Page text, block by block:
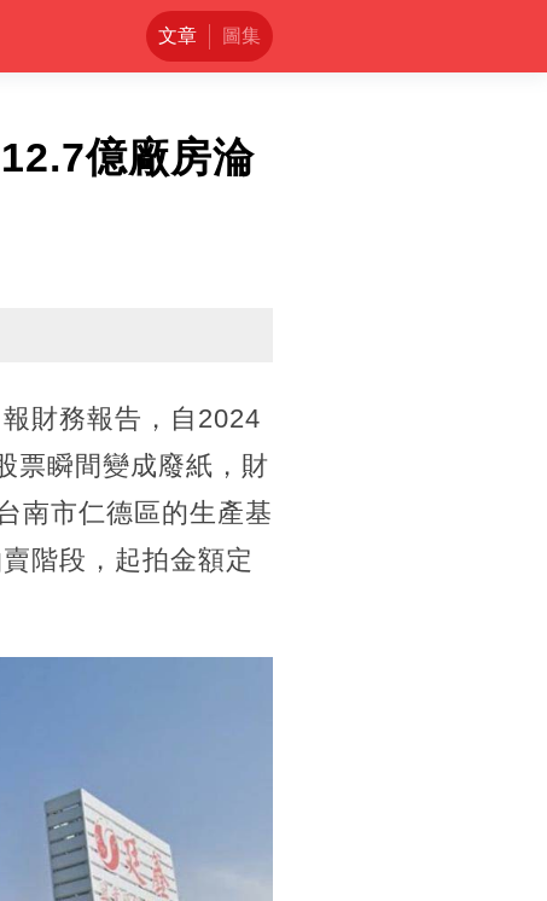
文章 圖集
億廠房淪
財務報告，自2024
票瞬間變成廢紙，財
南市仁德區的生產基
階段，起拍金額定